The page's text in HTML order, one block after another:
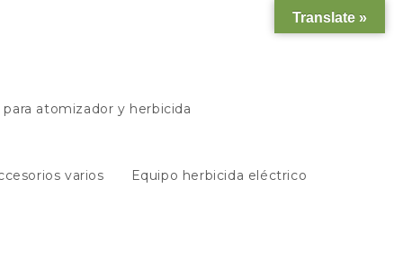
para atomizador y herbicida
varios Equipo herbicida eléctrico
Translate »